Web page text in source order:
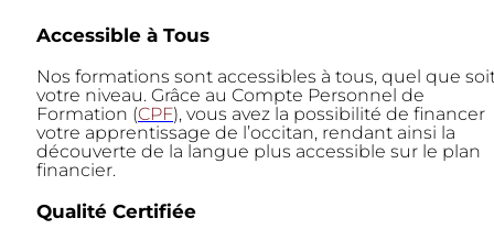
Accessible à Tous
Nos formations sont accessibles à tous, quel que
votre niveau. Grâce au Compte Personnel de
Formation (CPF), vous avez la possibilité de financer
votre apprentissage de l’occitan, rendant ainsi la
découverte de la langue plus accessible sur le plan
financier.
Qualité Certifiée